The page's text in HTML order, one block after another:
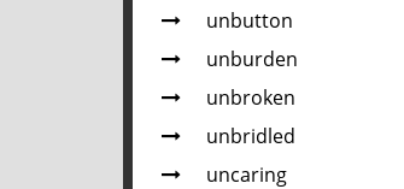
unbutton
unburden
unbroken
unbridled
uncaring